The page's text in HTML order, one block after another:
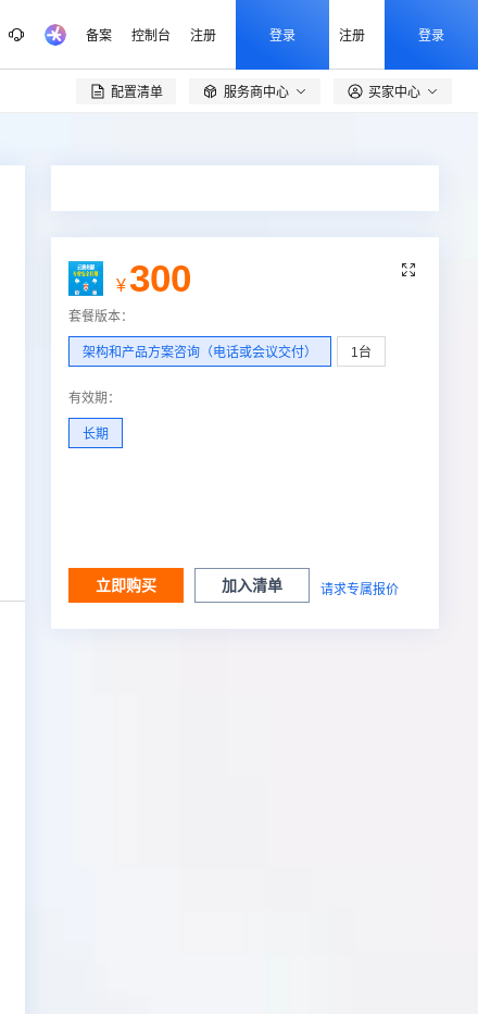
备案 控制台 注册 登录 注册 登录
配置清单  服务商中心 买家中心

¥ 300
套餐版本：
架构和产品方案咨询（电话或会议交付） 1台
有效期 ：
长期
立即购买 加入清单 请求专属报价